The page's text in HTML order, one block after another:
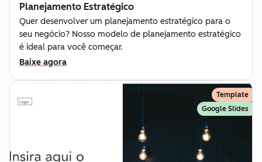
Planejamento Estratégico
Quer desenvolver um planejamento estratégico para o
seu negócio? Nosso modelo de planejamento estratégico
é ideal para você começar.
Baixe agora
Template
Google Slides